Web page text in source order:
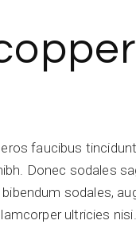
faucibus
Donec sodales
sodales,
ultricies